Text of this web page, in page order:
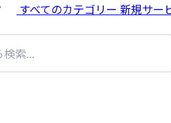
すべてのカテゴリー 新規サー